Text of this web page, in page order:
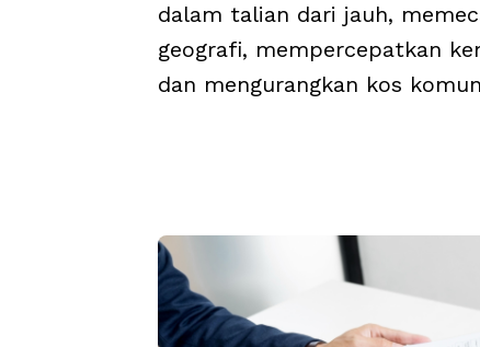
dalam talian dari jauh,
geografi, mempercepatkan
dan mengurangkan kos